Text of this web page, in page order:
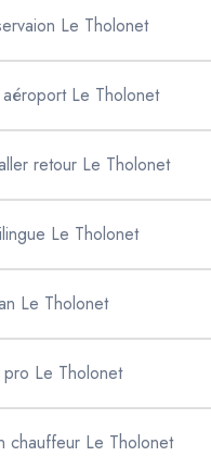
Le Tholonet
Le Tholonet
retour Le Tholonet
Le Tholonet
Le Tholonet
pro Le Tholonet
chauffeur Le Tholonet